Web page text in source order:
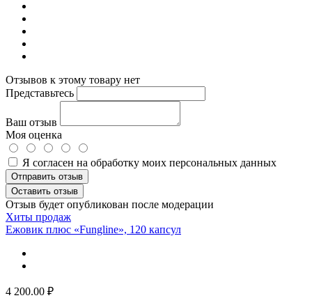
Отзывов к этому товару нет
Представьтесь
Ваш отзыв
Моя оценка
Я согласен на обработку моих персональных данных
Отправить отзыв
Оставить отзыв
Отзыв будет опубликован после модерации
Хиты продаж
Ежовик плюс «Fungline», 120 капсул
4 200.00 ₽